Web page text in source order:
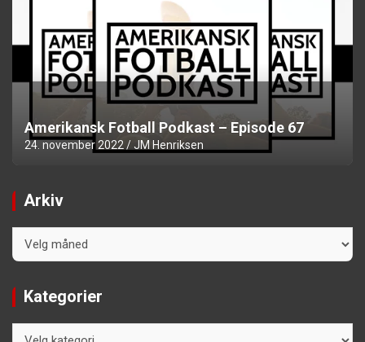
Amerikansk Fotball Podkast – Episode 67
24. november 2022 JM Henriksen
Arkiv
Kategorier